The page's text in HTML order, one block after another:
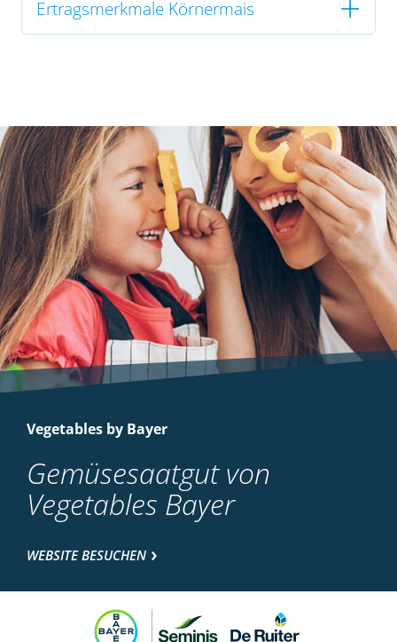
Ertragsmerkmale Körnermais
Vegetables by Bayer
Gemüsesaatgut von
Vegetables Bayer
WEBSITE BESUCHEN